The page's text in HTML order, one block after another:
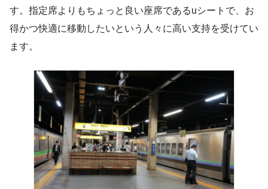
す。指定席よりもちょっと良い座席であるuシートで、お
得かつ快適に移動したいという人々に高い支持を受けてい
ます。